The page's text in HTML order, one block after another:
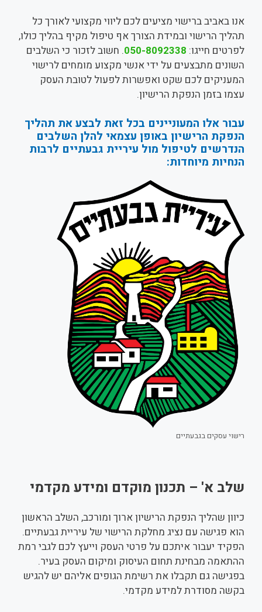
אנו באביב ברישוי מציעים לכם ליווי מקצועי לאורך כל
תהליך הרישוי ובמידת הצורך אף טיפול מקיף בהליך כולו,
לפרטים חייגו: 050-8092338. חשוב לזכור כי השלבים
השונים מתבצעים על ידי אנשי מקצוע מומחים לרישוי
המעניקים לכם שקט ואפשרות לפעול לטובת העסק
עצמו בזמן הנפקת הרישיון.
עבור אלו המעוניינים בכל זאת לבצע את תהליך
הנפקת הרישיון באופן עצמאי להלן השלבים
הנדרשים לטיפול מול עיריית גבעתיים לרבות
הנחיות מיוחדות:
רישוי עסקים בגבעתיים
שלב א' – תכנון מוקדם ומידע מקדמי
כיוון שהליך הנפקת הרישיון ארוך ומורכב, השלב הראשון
הוא פגישה עם נציג מחלקת הרישוי של עיריית גבעתיים.
הפקיד יעבור איתכם על פרטי העסק וייעץ לכם לגבי רמת
ההתאמה מבחינת תחום העיסוק ומיקום העסק בעיר.
בפגישה גם תקבלו את רשימת הגופים אליהם יש להגיש
בקשה מסודרת למידע מקדמי.